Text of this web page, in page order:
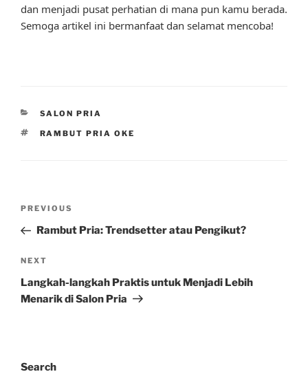
dan menjadi pusat perhatian di mana pun kamu berada.
Semoga artikel ini bermanfaat dan selamat mencoba!
CATEGORIES
SALON PRIA
TAGS
RAMBUT PRIA OKE
Previous
Post
PREVIOUS
Rambut Pria: Trendsetter atau Pengikut?
Next
Post
NEXT
Langkah-langkah Praktis untuk Menjadi Lebih
Menarik di Salon Pria
Search